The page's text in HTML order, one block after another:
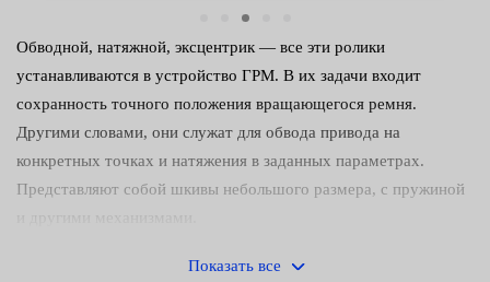
Обводной, натяжной, эксцентрик — все эти ролики
устанавливаются в устройство ГРМ. В их задачи входит
сохранность точного положения вращающегося ремня.
Другими словами, они служат для обвода привода на
конкретных точках и натяжения в заданных параметрах.
Представляют собой шкивы небольшого размера, с пружиной
Признаки выхода из строя:Показать все